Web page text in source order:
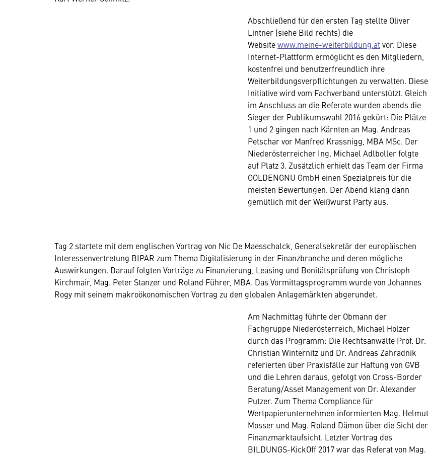
Abschließend für den ersten Tag stellte Oliver
Lintner (siehe Bild rechts) die
Websitewww.meine-weiterbildung.atvor. Diese
Internet-Plattform ermöglicht es den Mitgliedern,
kostenfrei und benutzerfreundlich ihre
Weiterbildungsverpflichtungen zu verwalten. Diese
Initiative wird vom Fachverband unterstützt. Gleich
im Anschluss an die Referate wurden abends die
Sieger der Publikumswahl 2016 gekürt: Die Plätze
1 und 2 gingen nach Kärnten an Mag. Andreas
Petschar vor Manfred Krassnigg, MBA MSc. Der
Niederösterreicher Ing. Michael Adlboller folgte
auf Platz 3. Zusätzlich erhielt das Team der Firma
GOLDENGNU GmbH einen Spezialpreis für die
meisten Bewertungen. Der Abend klang dann
gemütlich mit der Weißwurst Party aus.
Tag 2 startete mit dem englischen Vortrag von Nic De Maesschalck, Generalsekretär der europäischen
Interessenvertretung BIPAR zum Thema Digitalisierung in der Finanzbranche und deren mögliche
Auswirkungen. Darauf folgten Vorträge zu Finanzierung, Leasing und Bonitätsprüfung von Christoph
Kirchmair, Mag. Peter Stanzer und Roland Führer, MBA. Das Vormittagsprogramm wurde von Johannes
Rogy mit seinem makroökonomischen Vortrag zu den globalen Anlagemärkten abgerundet.
Am Nachmittag führte der Obmann der
Fachgruppe Niederösterreich, Michael Holzer
durch das Programm: Die Rechtsanwälte Prof. Dr.
Christian Winternitz und Dr. Andreas Zahradnik
referierten über Praxisfälle zur Haftung von GVB
und die Lehren daraus, gefolgt von Cross-Border
Beratung/Asset Management von Dr. Alexander
Putzer. Zum Thema Compliance für
Wertpapierunternehmen informierten Mag. Helmut
Mosser und Mag. Roland Dämon über die Sicht der
Finanzmarktaufsicht. Letzter Vortrag des
BILDUNGS-KickOff 2017 war das Referat von Mag.